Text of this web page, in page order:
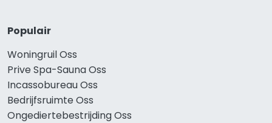
Populair
Woningruil Oss
Prive Spa-Sauna Oss
Incassobureau Oss
Bedrijfsruimte Oss
Ongediertebestrijding Oss